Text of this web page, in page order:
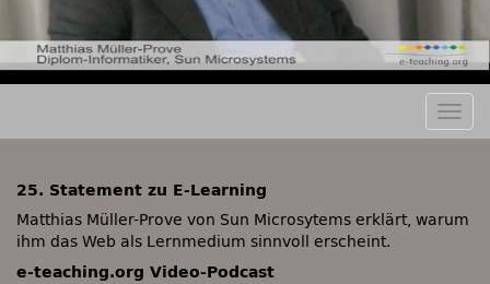
Video
25. Statement zu E-Learning
Matthias Müller-Prove von Sun Microsytems erklärt, warum
ihm das Web als Lernmedium sinnvoll erscheint.
e-teaching.org Video-Podcast